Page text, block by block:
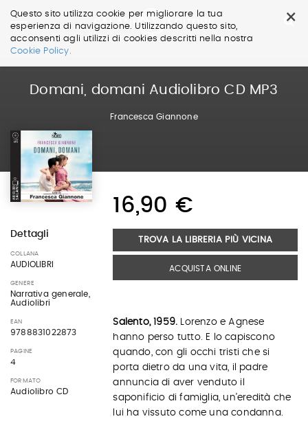
×
Questo sito utilizza cookie per migliorare la tua
esperienza di navigazione. Utilizzando questo sito,
acconsenti agli utilizzi di cookies descritti nella nostra
Cookie Policy.
Salta
SaltaDomani, domani Audiolibro CD MP3
Francesca Giannone
Dettagli
COLLANA
AUDIOLIBRI
GENERE
Narrativa generale,
Audiolibri
EAN
9788831022873
PAGINE
4
FORMATO
Audiolibro CD
16,90 €
TROVA LA LIBRERIA PIÙ VICINA
ACQUISTA ONLINE
Salento, 1959. Lorenzo e Agnese
hanno perso tutto. E lo capiscono
quando, con gli occhi tristi che si
porta dietro da una vita, il padre
annuncia di aver venduto il
saponificio di famiglia, un’eredità che
lui ha vissuto come una condanna.